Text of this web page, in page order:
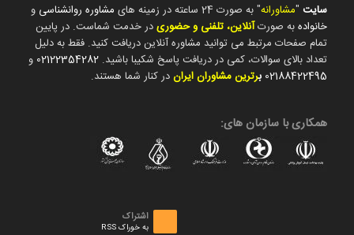
سایت"مشاورانه" به صورت 24 ساعته در زمینه های مشاوره روانشناسی و
خانوادهبه صورتآنلاین، تلفنی و حضوریدر خدمت شماست. در پایین
تمام صفحات مرتبط می توانید مشاوره آنلاین دریافت کنید. فقط به دلیل
تعداد بالای سوالات، کمی در دریافت پاسخ شکیبا باشید. 02122354282 و
02188422495 برترین مشاوران ایراندر کنار شما هستند.
همکاری با سازمان های:
اشتراک
به خوراک RSS